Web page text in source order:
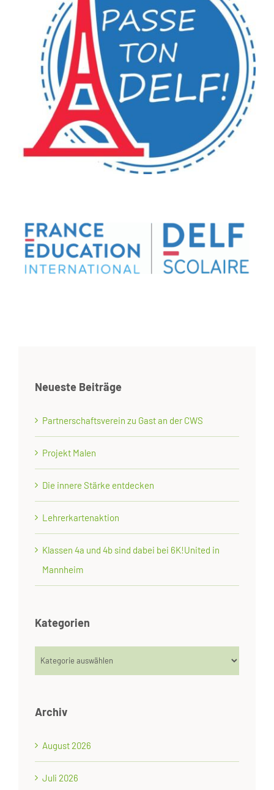
Neueste Beiträge
Partnerschaftsverein zu Gast an der CWS
Projekt Malen
Die innere Stärke entdecken
Lehrerkartenaktion
Klassen 4a und 4b sind dabei bei 6K!United in
Mannheim
Kategorien
Kategorien
Archiv
August 2026
Juli 2026